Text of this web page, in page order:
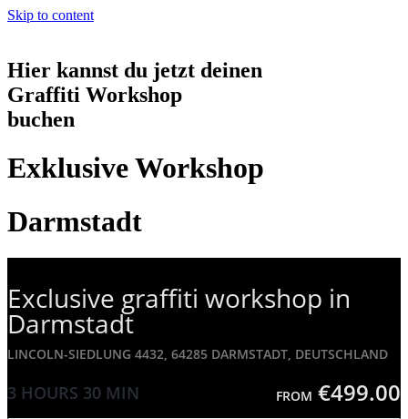
Skip to content
Hier kannst du jetzt deinen
Graffiti Workshop
buchen
Exklusive Workshop
Darmstadt
Exclusive graffiti workshop in
Darmstadt
LINCOLN-SIEDLUNG 4432, 64285 DARMSTADT, DEUTSCHLAND
FROM €499.00
3 HOURS 30 MIN